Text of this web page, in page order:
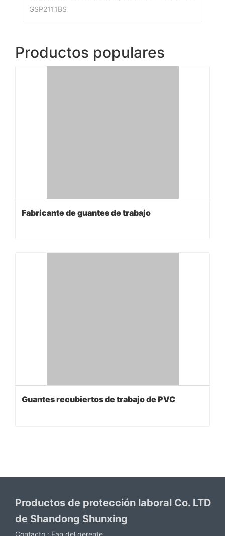
GSP2111BS
Productos populares
Fabricante de guantes de trabajo
Guantes recubiertos de trabajo de PVC
Productos de protección laboral Co. LTD
de Shandong Shunxing
Contacto : Fan del gerente